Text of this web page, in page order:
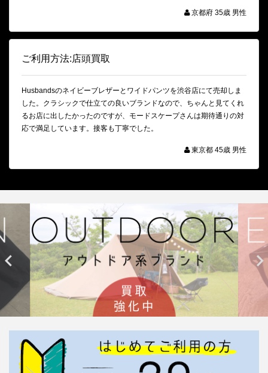
京都府 35歳 男性
ご利用方法:店頭買取
Husbandsのネイビーブレザーとワイドパンツを渋谷店にて売却しま
した。クラシックで仕立ての良いブランドなので、ちゃんと見てくれ
るお店に出したかったのですが、モードスケープさんは期待通りの対
応で満足しています。接客も丁寧でした。
東京都 45歳 男性
 